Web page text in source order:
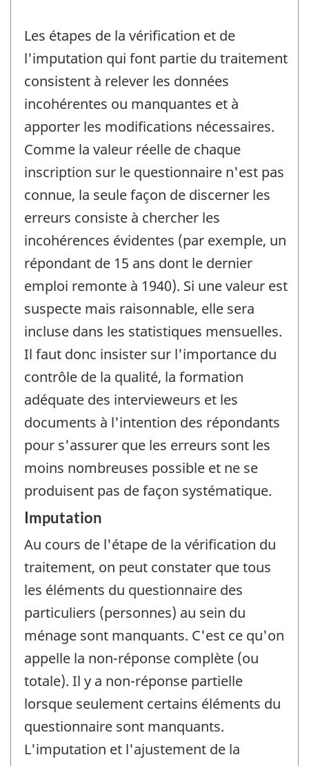
Les étapes de la vérification et de
l'imputation qui font partie du traitement
consistent à relever les données
incohérentes ou manquantes et à
apporter les modifications nécessaires.
Comme la valeur réelle de chaque
inscription sur le questionnaire n'est pas
connue, la seule façon de discerner les
erreurs consiste à chercher les
incohérences évidentes (par exemple, un
répondant de 15 ans dont le dernier
emploi remonte à 1940). Si une valeur est
suspecte mais raisonnable, elle sera
incluse dans les statistiques mensuelles.
Il faut donc insister sur l'importance du
contrôle de la qualité, la formation
adéquate des intervieweurs et les
documents à l'intention des répondants
pour s'assurer que les erreurs sont les
moins nombreuses possible et ne se
produisent pas de façon systématique.
Imputation
Au cours de l'étape de la vérification du
traitement, on peut constater que tous
les éléments du questionnaire des
particuliers (personnes) au sein du
ménage sont manquants. C'est ce qu'on
appelle la non-réponse complète (ou
totale). Il y a non-réponse partielle
lorsque seulement certains éléments du
questionnaire sont manquants.
L'imputation et l'ajustement de la